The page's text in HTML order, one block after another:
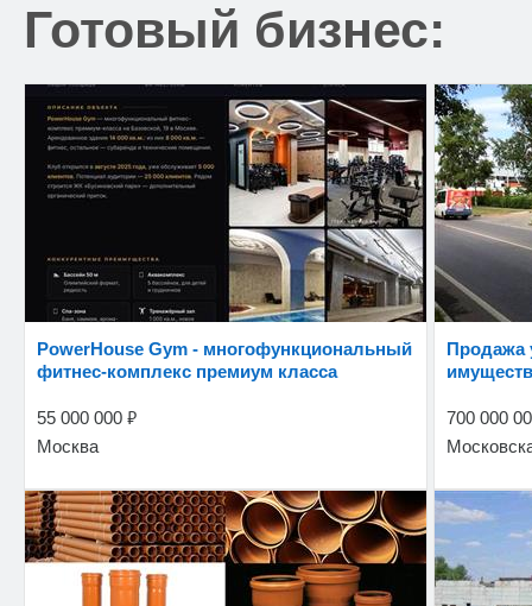
Готовый бизнес:
PowerHouse Gym - многофункциональный
фитнес-комплекс премиум класса
55 000 000 ₽
Москва
Продажа уникального производственно-
700 000